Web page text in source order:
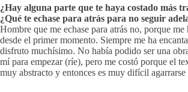
¿Hay alguna parte que te haya costado más
¿Qué te echase para atrás para no seguir
Hombre que me echase para atrás no, porque
desde el primer momento. Siempre me ha
disfruto muchísimo. No había podido ser una
mí para empezar (ríe), pero me costó porque el
muy abstracto y entonces es muy difícil agarrarse